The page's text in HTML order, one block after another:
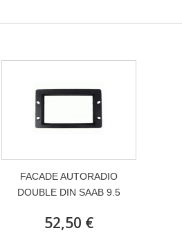
FACADE AUTORADIO
DOUBLE DIN SAAB 9.5
52,50 €